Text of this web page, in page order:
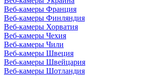
Веб-камеры Франция
Веб-камеры Финляндия
Веб-камеры Хорватия
Веб-камеры Чехия
Веб-камеры Чили
Веб-камеры Швеция
Веб-камеры Швейцария
Веб-камеры Шотландия